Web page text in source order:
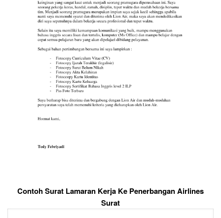
Contoh Surat Lamaran Kerja Ke Penerbangan Airlines
Surat